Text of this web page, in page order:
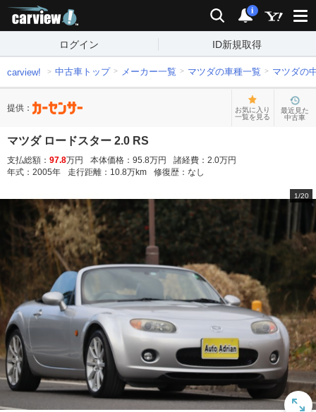
検索 通知
i
ログイン ID新規取得
carview! 中古車トップ メーカー一覧 マツダの車種一覧 マツダの
提供：
お気に入り
一覧を見る
最近見た
中古車
マツダ ロードスター 2.0 RS
支払総額： 97.8万円 本体価格： 95.8万円 諸経費： 2.0万円
年式： 2005年 走行距離： 10.8万km 修復歴： なし
1/20